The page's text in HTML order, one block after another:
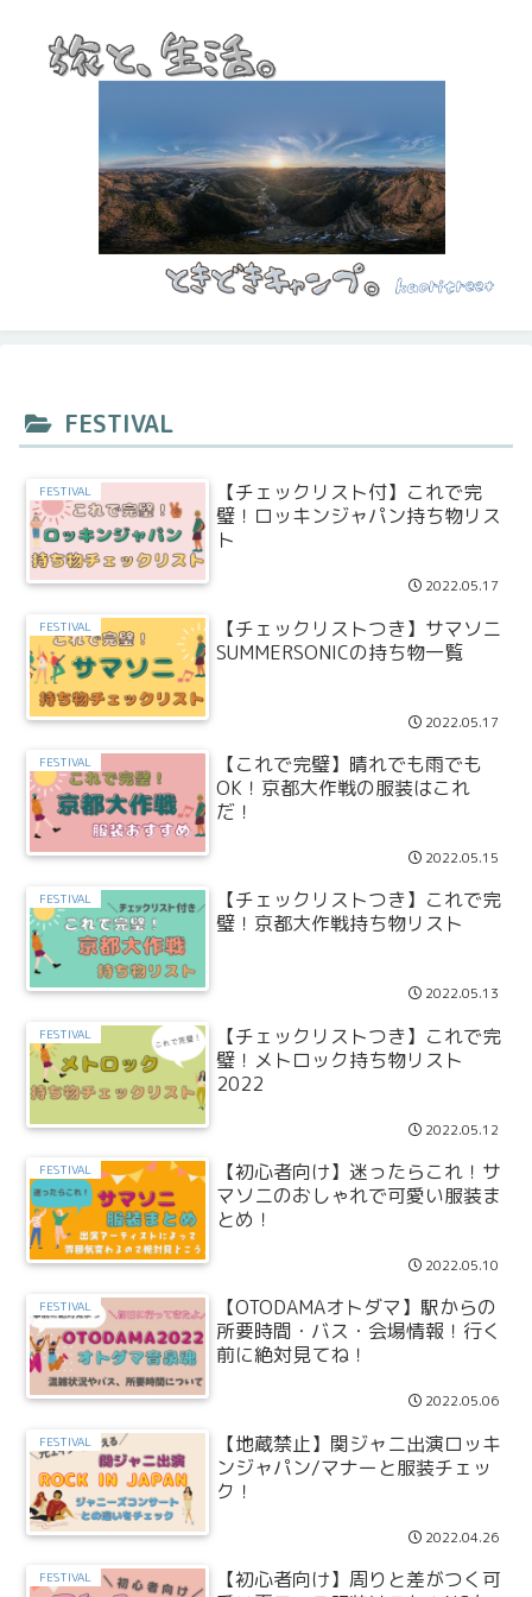
FESTIVAL
FESTIVAL
【チェックリスト付】これで完
璧！ロッキンジャパン持ち物リス
ト
2022.05.17
FESTIVAL
【チェックリストつき】サマソニ
SUMMERSONICの持ち物一覧
2022.05.17
FESTIVAL
【これで完璧】晴れでも雨でも
OK！京都大作戦の服装はこれ
だ！
2022.05.15
FESTIVAL
【チェックリストつき】これで完
璧！京都大作戦持ち物リスト
2022.05.13
FESTIVAL
【チェックリストつき】これで完
璧！メトロック持ち物リスト
2022
2022.05.12
FESTIVAL
【初心者向け】迷ったらこれ！サ
マソニのおしゃれで可愛い服装ま
とめ！
2022.05.10
FESTIVAL
【OTODAMAオトダマ】駅からの
所要時間・バス・会場情報！行く
前に絶対見てね！
2022.05.06
FESTIVAL
【地蔵禁止】関ジャニ出演ロッキ
ンジャパン/マナーと服装チェッ
ク！
2022.04.26
FESTIVAL
【初心者向け】周りと差がつく可